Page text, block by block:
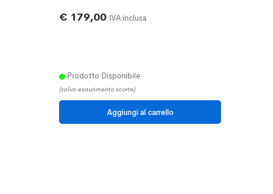
€ 179,00 IVA inclusa
Prodotto Disponibile
(salvo esaurimento scorte)